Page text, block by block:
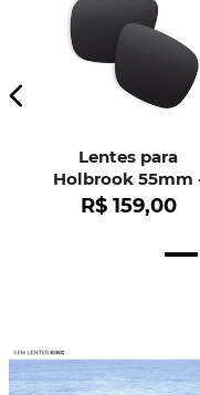
Lentes para
Holbrook 55mm
OO9102
R$ 159,00